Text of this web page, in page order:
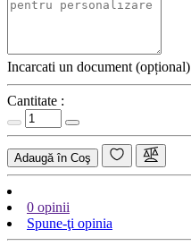
Incarcati un document (opțional)
Cantitate :
Adaugă în Coş
0 opinii
Spune-ţi opinia